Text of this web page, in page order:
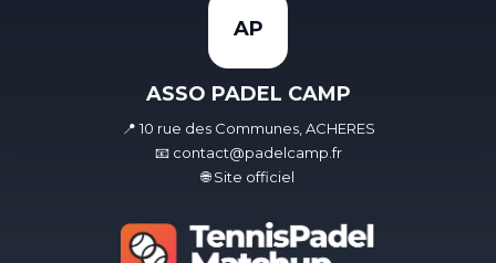
AP
ASSO PADEL CAMP
📍 10 rue des Communes, ACHERES
📧 contact@padelcamp.fr
🌐 Site officiel